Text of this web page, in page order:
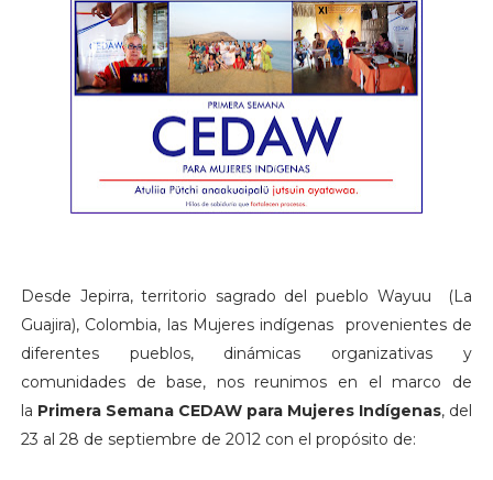
Desde Jepirra, territorio sagrado del pueblo Wayuu (La
Guajira), Colombia, las Mujeres indígenas provenientes de
diferentes pueblos, dinámicas organizativas y
comunidades de base, nos reunimos en el marco de
la Primera Semana CEDAW para Mujeres Indígenas, del
23 al 28 de septiembre de 2012 con el propósito de: